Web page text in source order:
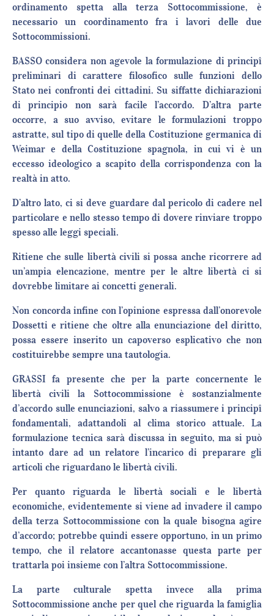
ordinamento spetta alla terza Sottocommissione, è
necessario un coordinamento fra i lavori delle due
Sottocommissioni.
BASSO considera non agevole la formulazione di principî
preliminari di carattere filosofico sulle funzioni dello
Stato nei confronti dei cittadini. Su siffatte dichiarazioni
di principio non sarà facile l’accordo. D’altra parte
occorre, a suo avviso, evitare le formulazioni troppo
astratte, sul tipo di quelle della Costituzione germanica di
Weimar e della Costituzione spagnola, in cui vi è un
eccesso ideologico a scapito della corrispondenza con la
realtà in atto.
D’altro lato, ci si deve guardare dal pericolo di cadere nel
particolare e nello stesso tempo di dovere rinviare troppo
spesso alle leggi speciali.
Ritiene che sulle libertà civili si possa anche ricorrere ad
un’ampia elencazione, mentre per le altre libertà ci si
dovrebbe limitare ai concetti generali.
Non concorda infine con l’opinione espressa dall’onorevole
Dossetti e ritiene che oltre alla enunciazione del diritto,
possa essere inserito un capoverso esplicativo che non
costituirebbe sempre una tautologia.
GRASSI fa presente che per la parte concernente le
libertà civili la Sottocommissione è sostanzialmente
d’accordo sulle enunciazioni, salvo a riassumere i principî
fondamentali, adattandoli al clima storico attuale. La
formulazione tecnica sarà discussa in seguito, ma si può
intanto dare ad un relatore l’incarico di preparare gli
articoli che riguardano le libertà civili.
Per quanto riguarda le libertà sociali e le libertà
economiche, evidentemente si viene ad invadere il campo
della terza Sottocommissione con la quale bisogna agire
d’accordo; potrebbe quindi essere opportuno, in un primo
tempo, che il relatore accantonasse questa parte per
trattarla poi insieme con l’altra Sottocommissione.
La parte culturale spetta invece alla prima
Sottocommissione anche per quel che riguarda la famiglia